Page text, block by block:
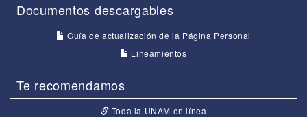
Documentos descargables
Guía de actualización de la Página Personal
Lineamientos
Te recomendamos
Toda la UNAM en línea